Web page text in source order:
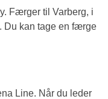
Færger til Varberg, i
Du kan tage en færge
Line. Når du leder